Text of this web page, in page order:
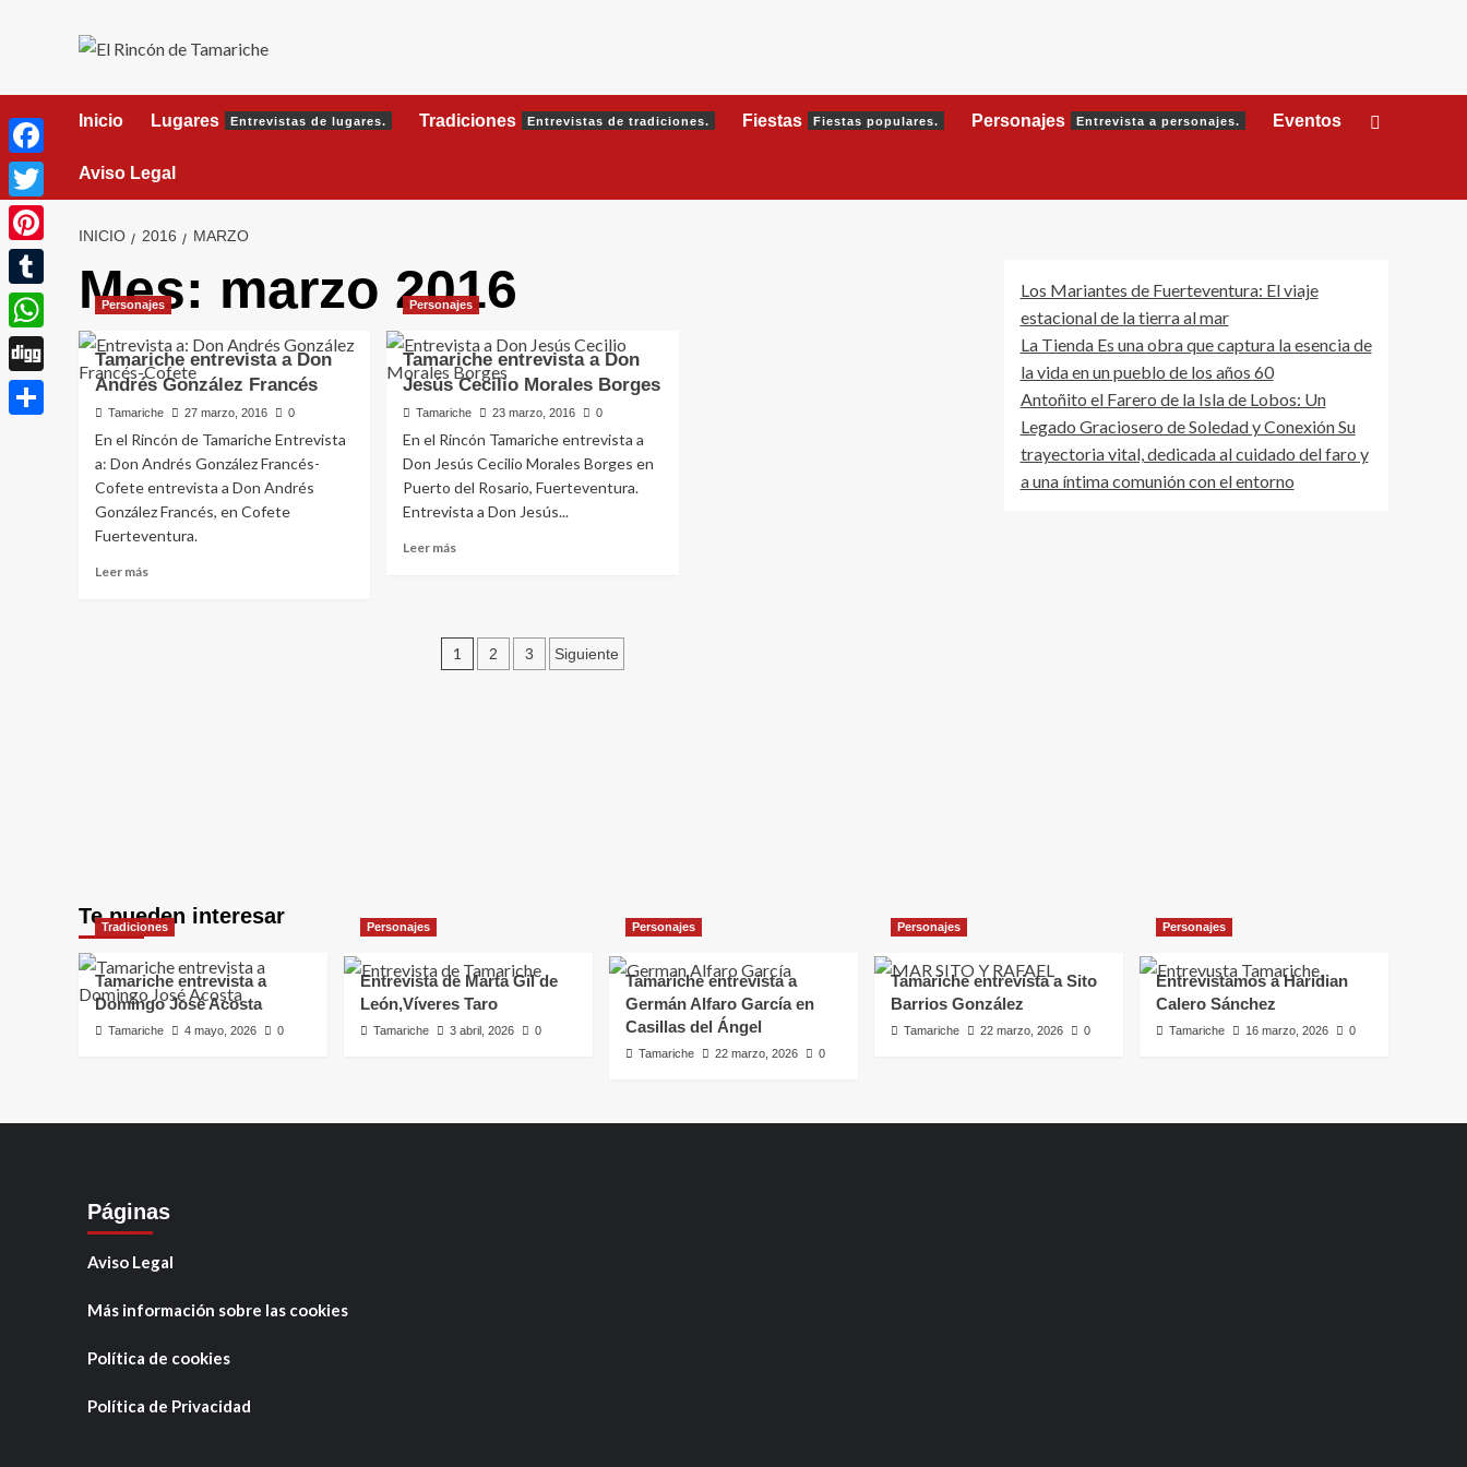
Inicio Lugares Entrevistas de lugares. Tradiciones Entrevistas de tradiciones. Fiestas Fiestas populares. Personajes Entrevista a personajes. Eventos
Aviso Legal
INICIO 2016 MARZO
Mes: marzo 2016
Personajes
Tamariche entrevista a Don
Andrés González Francés
Tamariche 27 marzo, 2016 0
En el Rincón de Tamariche Entrevista
a: Don Andrés González Francés-
Cofete entrevista a Don Andrés
González Francés, en Cofete
Fuerteventura.
Leer más
Personajes
Tamariche entrevista a Don
Jesús Cecilio Morales Borges
Tamariche 23 marzo, 2016 0
En el Rincón Tamariche entrevista a
Don Jesús Cecilio Morales Borges en
Puerto del Rosario, Fuerteventura.
Entrevista a Don Jesús...
Leer más
a
Don
Paginación
1 2 3 Siguiente
Los Mariantes de Fuerteventura: El viaje
estacional de la tierra al mar
La Tienda Es una obra que captura la esencia de
la vida en un pueblo de los años 60
Antoñito el Farero de la Isla de Lobos: Un
Legado Graciosero de Soledad y Conexión Su
trayectoria vital, dedicada al cuidado del faro y
a una íntima comunión con el entorno
Te pueden interesar
Tradiciones
Tamariche entrevista a
Domingo José Acosta
Tamariche 4 mayo, 2026 0
Personajes
Entrevista de Marta Gil de
León,Víveres Taro
Tamariche 3 abril, 2026 0
Personajes
Tamariche entrevista a
Germán Alfaro García en
Casillas del Ángel
Tamariche 22 marzo, 2026 0
Personajes
Tamariche entrevista a Sito
Barrios González
Tamariche 22 marzo, 2026 0
Personajes
Entrevistamos a Haridian
Calero Sánchez
Tamariche 16 marzo, 2026 0
Páginas
Aviso Legal
Más información sobre las cookies
Política de cookies
Política de Privacidad
Facebook
Twitter
Pinterest
Tumblr
WhatsApp
Digg